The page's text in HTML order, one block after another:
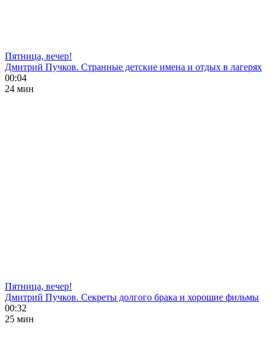
Пятница, вечер!
Дмитрий Пучков. Странные детские имена и отдых в лагерях
00:04
24 мин
Пятница, вечер!
Дмитрий Пучков. Секреты долгого брака и хорошие фильмы
00:32
25 мин